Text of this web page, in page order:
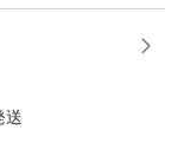
段で、、などはお
送